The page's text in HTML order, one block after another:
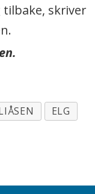
skriver
ELG